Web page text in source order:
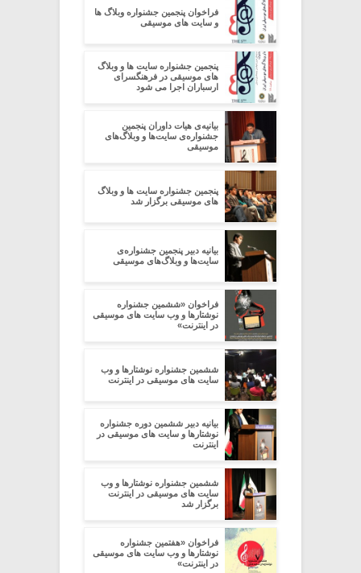
فراخوان پنجمین جشنواره وبلاگ ها
و سایت های موسیقی
پنجمین جشنواره سایت ها و وبلاگ
های موسیقی در فرهنگسرای
ارسباران اجرا می شود
بیانیه‌ی هیات داوران پنجمین
جشنواره‌ی سایت‌ها و وبلاگ‌های
موسیقی
پنجمین جشنواره سایت ها و وبلاگ
های موسیقی برگزار شد
بیانیه‌ دبیر پنجمین جشنواره‌ی
سایت‌ها و وبلاگ‌های موسیقی
فراخوان «ششمین جشنواره
نوشتارها و وب سایت های موسیقی
در اینترنت»
ششمین جشنواره نوشتارها و وب
سایت های موسیقی در اینترنت
بیانیه دبیر ششمین دوره جشنواره
نوشتارها و سایت های موسیقی در
اینترنت
ششمین جشنواره نوشتارها و وب
سایت های موسیقی در اینترنت
برگزار شد
فراخوان «هفتمین جشنواره
نوشتارها و وب سایت های موسیقی
در اینترنت»